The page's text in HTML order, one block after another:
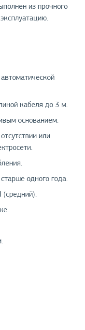
из прочного
кабеля до 3 м.
основанием.
или
одного года.
(средний).